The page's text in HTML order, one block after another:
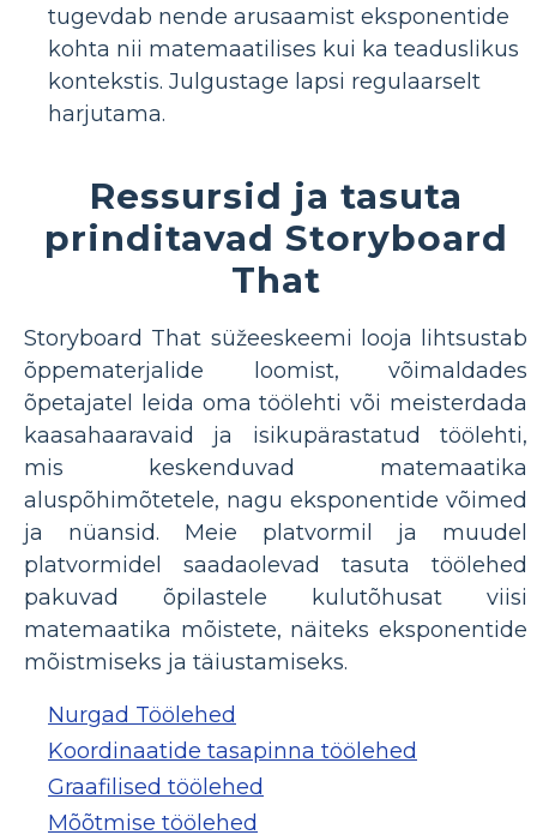
tugevdab nende arusaamist eksponentide
kohta nii matemaatilises kui ka teaduslikus
kontekstis. Julgustage lapsi regulaarselt
harjutama.
Ressursid ja tasuta
prinditavad Storyboard
That
Storyboard That süžeeskeemi looja lihtsustab
õppematerjalide loomist, võimaldades
õpetajatel leida oma töölehti või meisterdada
kaasahaaravaid ja isikupärastatud töölehti,
mis keskenduvad matemaatika
aluspõhimõtetele, nagu eksponentide võimed
ja nüansid. Meie platvormil ja muudel
platvormidel saadaolevad tasuta töölehed
pakuvad õpilastele kulutõhusat viisi
matemaatika mõistete, näiteks eksponentide
mõistmiseks ja täiustamiseks.
Nurgad Töölehed
Koordinaatide tasapinna töölehed
Graafilised töölehed
Mõõtmise töölehed